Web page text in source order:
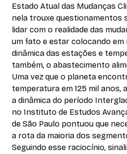
Estado Atual das Mudanças
nela trouxe questionamentos
lidar com o realidade das
um fato e estar colocando em
dinâmica das estações e
também, o abastecimento
Uma vez que o planeta
temperatura em 125 mil anos,
a dinâmica do período
no Instituto de Estudos
de São Paulo pontuou que
a rota da maioria dos
Seguindo esse raciocínio,